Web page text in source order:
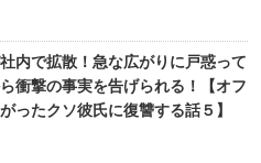
内で拡散！急な広がりに戸惑って
衝撃の事実を告げられる！【オフ
ったクソ彼氏に復讐する話５】